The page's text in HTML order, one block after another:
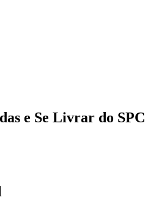
e Se Livrar do SPC